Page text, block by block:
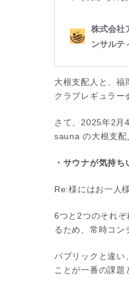
大根支配人と、福
クラブレギュラー
さて、2025年2月
sauna の大根支配
・サウナが気持
Re:様にはお一人
6つと2つのそれ
るため、常時コン
パブリックと違い
ことが一番の課題